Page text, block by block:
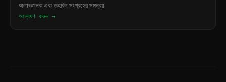
অলাভজনক এবং তহবিল সংগ্রহের সমন্বয়
অন্বেষণ করুন →